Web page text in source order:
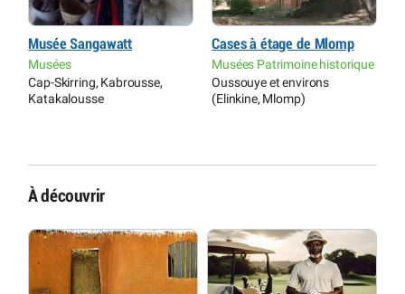
Musée Sangawatt
Musées
Cap-Skirring, Kabrousse,
Katakalousse
Cases à étage de Mlomp
Musées Patrimoine historique
Oussouye et environs
(Elinkine, Mlomp)
À découvrir